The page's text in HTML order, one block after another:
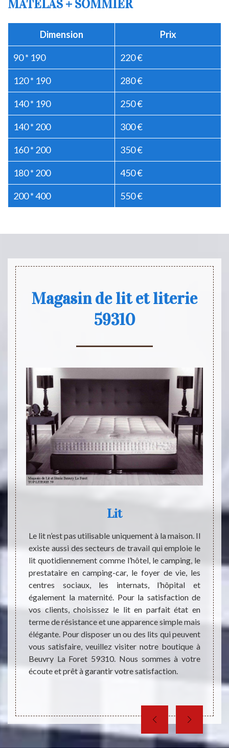
MATELAS + SOMMIER
Dimension Prix
90 * 190 220 €
120 * 190 280 €
140 * 190 250 €
140 * 200 300 €
160 * 200 350 €
180 * 200 450 €
200 * 400 550 €
Magasin de lit et literie
59310
est
aux
la
des
le
Lit
Le lit n’est pas utilisable uniquement à la maison. Il
existe aussi des secteurs de travail qui emploie le
lit quotidiennement comme l’hôtel, le camping, le
prestataire en camping-car, le foyer de vie, les
centres sociaux, les internats, l’hôpital et
également la maternité. Pour la satisfaction de
vos clients, choisissez le lit en parfait état en
terme de résistance et une apparence simple mais
élégante. Pour disposer un ou des lits qui peuvent
vous satisfaire, veuillez visiter notre boutique à
Beuvry La Foret 59310. Nous sommes à votre
écoute et prêt à garantir votre satisfaction.
Le lit
fer.
et
pour